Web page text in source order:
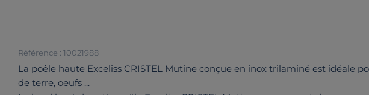
Référence : 10021988
La poêle haute Exceliss CRISTEL Mutine conçue en inox trilaminé est idéale
de terre, oeufs ...